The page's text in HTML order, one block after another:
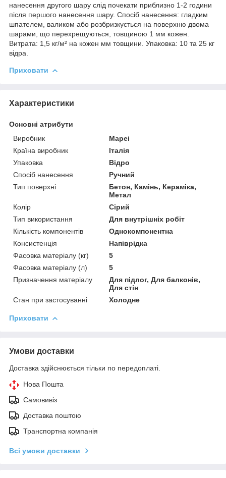
нанесення другого шару слід почекати приблизно 1-2 години
після першого нанесення шару. Спосіб нанесення: гладким
шпателем, валиком або розбризкується на поверхню двома
шарами, що перехрещуються, товщиною 1 мм кожен.
Витрата: 1,5 кг/м² на кожен мм товщини. Упаковка: 10 та 25 кг
відра.
Приховати
Характеристики
Основні атрибути
Виробник
Mapei
Країна виробник
Італія
Упаковка
Відро
Спосіб нанесення
Ручний
Тип поверхні
Бетон, Камінь, Кераміка,
Метал
Колір
Сірий
Тип використання
Для внутрішніх робіт
Кількість компонентів
Однокомпонентна
Консистенція
Напіврідка
Фасовка матеріалу (кг)
5
Фасовка матеріалу (л)
5
Призначення матеріалу
Для підлог, Для балконів,
Для стін
Стан при застосуванні
Холодне
Приховати
Умови доставки
Доставка здійснюється тільки по передоплаті.
Нова Пошта
Самовивіз
Доставка поштою
Транспортна компанія
Всі умови доставки